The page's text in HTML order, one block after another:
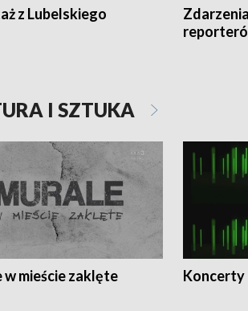
z Lubelskiego
I SZTUKA
w mieście zaklęte Koncerty